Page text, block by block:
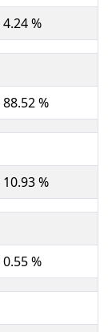
4.24 %
88.52 %
10.93 %
0.55 %